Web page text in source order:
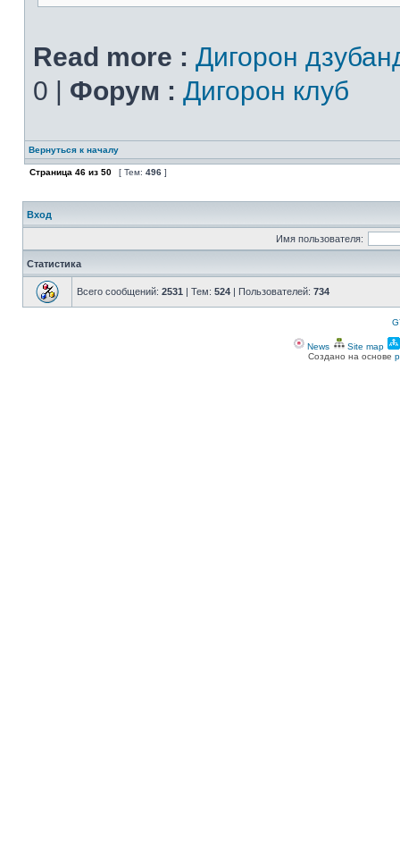
Read more : Дигорон
0 | Форум : Дигорон клуб
Вернуться к началу
Страница 46 из 50 [ Тем: 496 ]
Вход
Имя пользователя:
Статистика
Всего сообщений: 2531 | Тем: 524 | Пользователей: 734
News Site map
Создано на основе